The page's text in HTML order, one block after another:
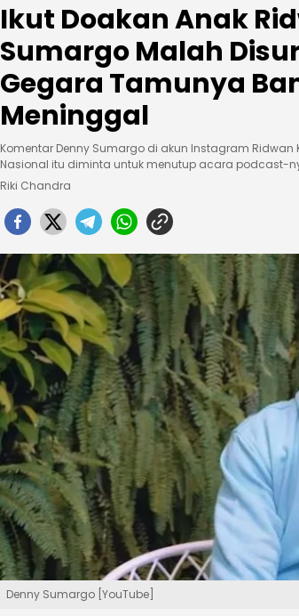
Ikut Doakan Anak
Sumargo Malah
Gegara Tamunya
Meninggal
Komentar Denny Sumargo di akun Instagram
Nasional itu diminta untuk menutup acara podcast-
Riki Chandra
Denny Sumargo [YouTube]